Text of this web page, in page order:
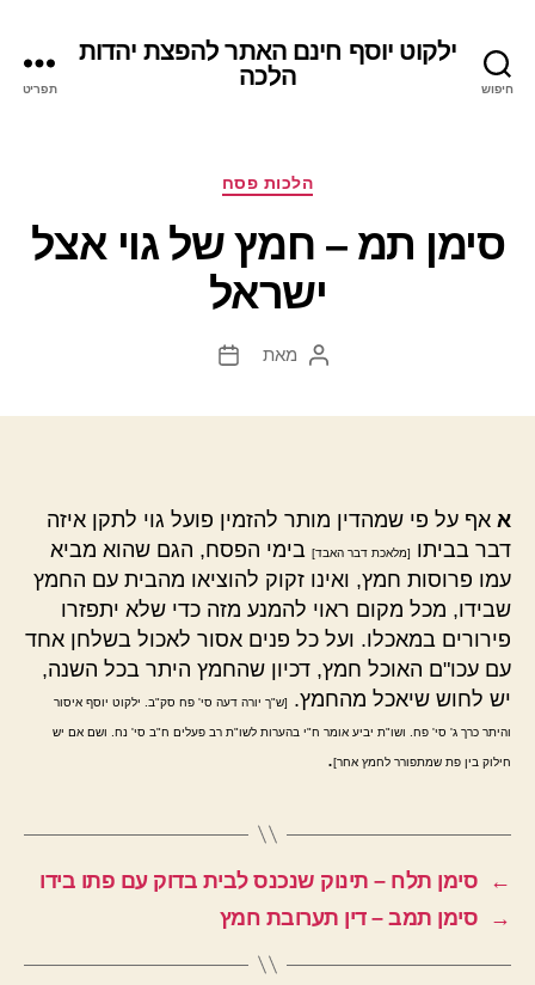
חיפוש
ילקוט יוסף חינם האתר להפצת יהדות
הלכה
תפריט
קטגוריות
הלכות פסח
סימן תמ – חמץ של גוי אצל
ישראל
המחבר
מאת
תאריך
א אף על פי שמהדין מותר להזמין פועל גוי לתקן איזה
דבר בביתו
[מלאכת דבר האבד] בימי הפסח, הגם שהוא מביא
עמו פרוסות חמץ, ואינו זקוק להוציאו מהבית עם החמץ
שבידו, מכל מקום ראוי להמנע מזה כדי שלא יתפזרו
פירורים במאכלו. ועל כל פנים אסור לאכול בשלחן אחד
עם עכו"ם האוכל חמץ, דכיון שהחמץ היתר בכל השנה,
יש לחוש שיאכל מהחמץ.
[ש"ך יורה דעה סי' פח סק"ב. ילקוט יוסף איסור
והיתר כרך ג' סי' פח. ושו"ת יביע אומר ח"י בהערות לשו"ת רב פעלים ח"ב סי' נח. ושם אם יש
חילוק בין פת שמתפורר לחמץ אחר].
←
סימן תלח – תינוק שנכנס לבית בדוק עם פתו בידו
→
סימן תמב – דין תערובת חמץ